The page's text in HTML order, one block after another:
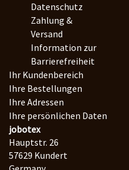
Datenschutz
Zahlung &
Versand
Information zur
Barrierefreiheit
Ihr Kundenbereich
Ihre Bestellungen
Ihre Adressen
Ihre persönlichen Daten
jobotex
Hauptstr. 26
57629 Kundert